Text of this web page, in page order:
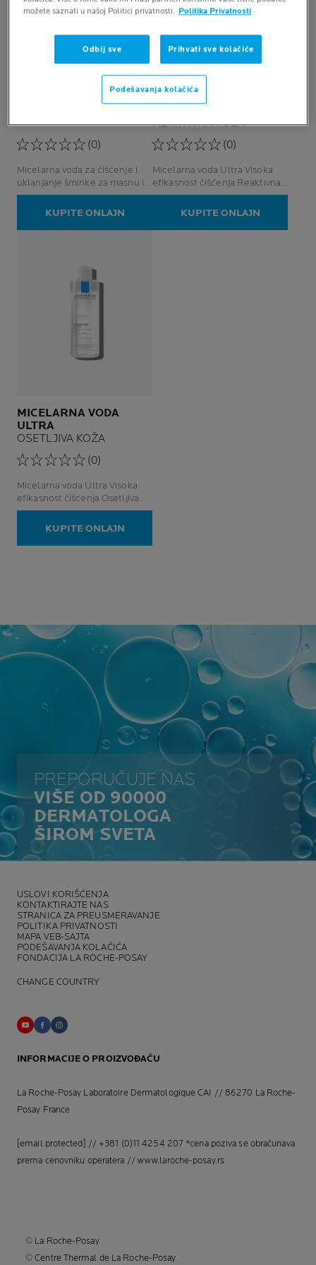
(0)
Micelarna voda za čišćenje i
uklanjanje šminke za masnu i
osetljivu kožu
KUPITE ONLAJN
MICELARNA VODA
REAKTIVNA KOŽA
(0)
Micelarna voda Ultra Visoka
efikasnost čišćenja Reaktivna
koža
KUPITE ONLAJN
MICELARNA VODA
ULTRA
OSETLJIVA KOŽA
(0)
Micelarna voda Ultra Visoka
efikasnost čišćenja Osetljiva
koža
KUPITE ONLAJN
PREPORUČUJE NAS
VIŠE OD 90000
DERMATOLOGA
ŠIROM SVETA
USLOVI KORIŠĆENJA
KONTAKTIRAJTE NAS
STRANICA ZA PREUSMERAVANJE
POLITIKA PRIVATNOSTI
MAPA VEB-SAJTA
PODEŠAVANJA KOLAČIĆA
FONDACIJA LA ROCHE-POSAY
CHANGE COUNTRY
INFORMACIJE O PROIZVOĐAČU
La Roche-Posay Laboratoire Dermatologique CAI // 86270 La Roche-
Posay France
[email protected] // +381 (0)11 4254 207 *cena poziva se obračunava
prema cenovniku operatera // www.laroche-posay.rs
© La Roche-Posay
© Centre Thermal de La Roche-Posay
možete saznati u našoj Politici privatnosti. Politika Privatnosti
Odbij sve Prihvati sve kolačiće
Podešavanja kolačića